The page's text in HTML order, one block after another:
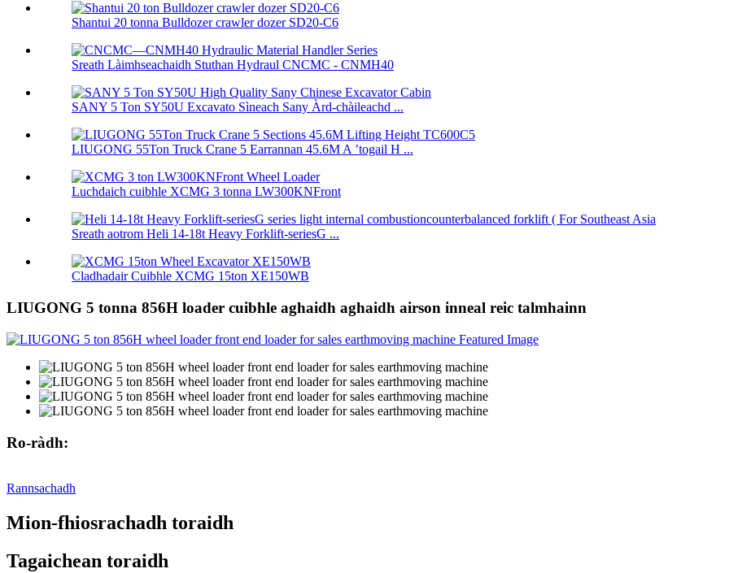
Shantui 20 tonna Bulldozer crawler dozer SD20-C6
Sreath Làimhseachaidh Stuthan Hydraul CNCMC - CNMH40
SANY 5 Ton SY50U Excavato Sìneach Sany Àrd-chàileachd ...
LIUGONG 55Ton Truck Crane 5 Earrannan 45.6M A ’togail H ...
Luchdaich cuibhle XCMG 3 tonna LW300KNFront
Sreath aotrom Heli 14-18t Heavy Forklift-seriesG ...
Cladhadair Cuibhle XCMG 15ton XE150WB
LIUGONG 5 tonna 856H loader cuibhle aghaidh aghaidh airson inneal reic talmhainn
Ro-ràdh:
Rannsachadh
Mion-fhiosrachadh toraidh
Tagaichean toraidh